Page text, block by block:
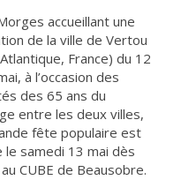
accueillant une
de la ville de Vertou
France) du 12
à l’occasion des
des 65 ans du
entre les deux villes,
fête populaire est
le samedi 13 mai dès
CUBE de Beausobre.